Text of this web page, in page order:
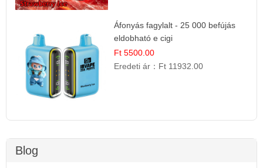
Áfonyás fagylalt - 25 000 befújás
eldobható e cigi
Ft 5500.00
Eredeti ár： Ft 11932.00
Blog